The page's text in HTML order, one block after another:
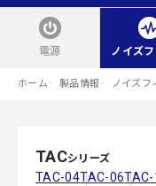
電源 ノイズ
ホーム 製品情報 ノイズフ
TACシリーズ
TAC-04TAC-06TAC-